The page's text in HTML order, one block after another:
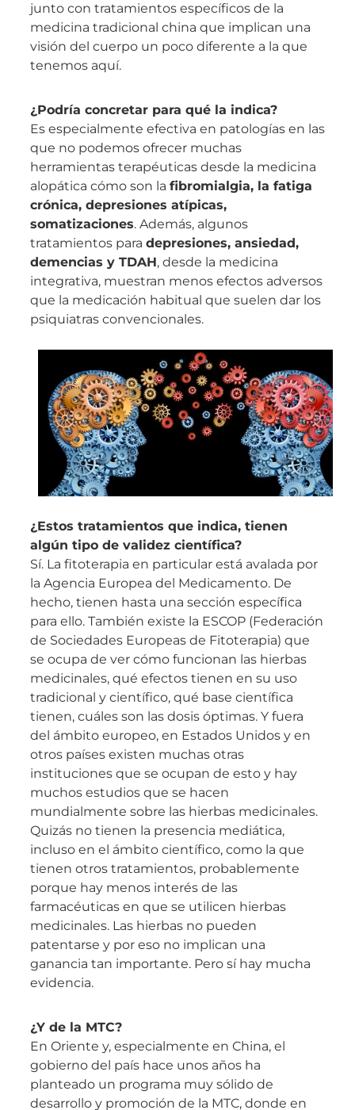
junto con tratamientos específicos de la
medicina tradicional china que implican una
visión del cuerpo un poco diferente a la que
tenemos aquí.
¿Podría concretar para qué la indica?
Es especialmente efectiva en patologías en las
que no podemos ofrecer muchas
herramientas terapéuticas desde la medicina
alopática cómo son la fibromialgia, la fatiga
crónica, depresiones atípicas,
somatizaciones. Además, algunos
tratamientos para depresiones, ansiedad,
demencias y TDAH, desde la medicina
integrativa, muestran menos efectos adversos
que la medicación habitual que suelen dar los
psiquiatras convencionales.
¿Estos tratamientos que indica, tienen
algún tipo de validez científica?
Sí. La fitoterapia en particular está avalada por
la Agencia Europea del Medicamento. De
hecho, tienen hasta una sección específica
para ello. También existe la ESCOP (Federación
de Sociedades Europeas de Fitoterapia) que
se ocupa de ver cómo funcionan las hierbas
medicinales, qué efectos tienen en su uso
tradicional y científico, qué base científica
tienen, cuáles son las dosis óptimas. Y fuera
del ámbito europeo, en Estados Unidos y en
otros países existen muchas otras
instituciones que se ocupan de esto y hay
muchos estudios que se hacen
mundialmente sobre las hierbas medicinales.
Quizás no tienen la presencia mediática,
incluso en el ámbito científico, como la que
tienen otros tratamientos, probablemente
porque hay menos interés de las
farmacéuticas en que se utilicen hierbas
medicinales. Las hierbas no pueden
patentarse y por eso no implican una
ganancia tan importante. Pero sí hay mucha
evidencia.
¿Y de la MTC?
En Oriente y, especialmente en China, el
gobierno del país hace unos años ha
planteado un programa muy sólido de
desarrollo y promoción de la MTC, donde en